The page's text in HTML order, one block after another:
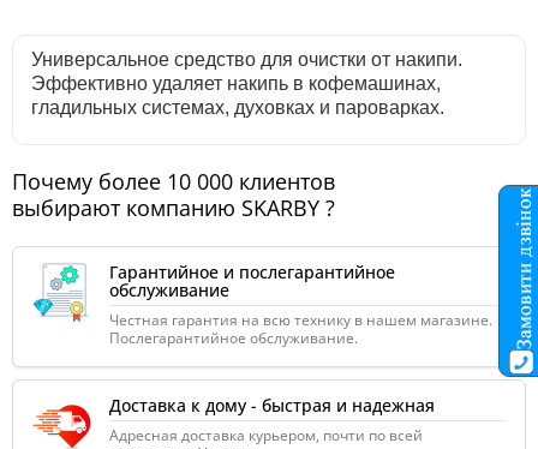
Универсальное средство для очистки от накипи.
Эффективно удаляет накипь в кофемашинах,
гладильных системах, духовках и пароварках.
Почему более 10 000 клиентов
выбирают компанию SKARBY ?
Гарантийное и послегарантийное
обслуживание
Честная гарантия на всю технику в нашем магазине.
Послегарантийное обслуживание.
Доставка к дому - быстрая и надежная
Адресная доставка курьером, почти по всей